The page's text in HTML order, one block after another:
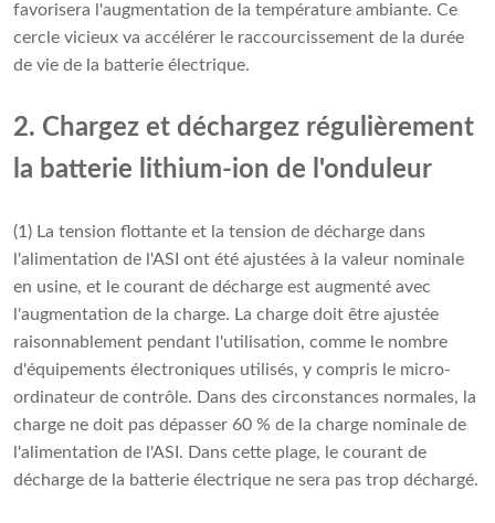
favorisera l'augmentation de la température ambiante. Ce
cercle vicieux va accélérer le raccourcissement de la durée
de vie de la batterie électrique.
2. Chargez et déchargez régulièrement
la batterie lithium-ion de l'onduleur
(1) La tension flottante et la tension de décharge dans
l'alimentation de l'ASI ont été ajustées à la valeur nominale
en usine, et le courant de décharge est augmenté avec
l'augmentation de la charge. La charge doit être ajustée
raisonnablement pendant l'utilisation, comme le nombre
d'équipements électroniques utilisés, y compris le micro-
ordinateur de contrôle. Dans des circonstances normales, la
charge ne doit pas dépasser 60 % de la charge nominale de
l'alimentation de l'ASI. Dans cette plage, le courant de
décharge de la batterie électrique ne sera pas trop déchargé.